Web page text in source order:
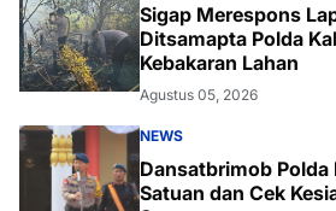
Sigap Merespons
Ditsamapta Polda
Kebakaran Lahan
Agustus 05, 2026
NEWS
Dansatbrimob
Satuan dan Cek